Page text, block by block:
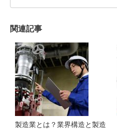
関連記事
製造業とは？業界構造と製造